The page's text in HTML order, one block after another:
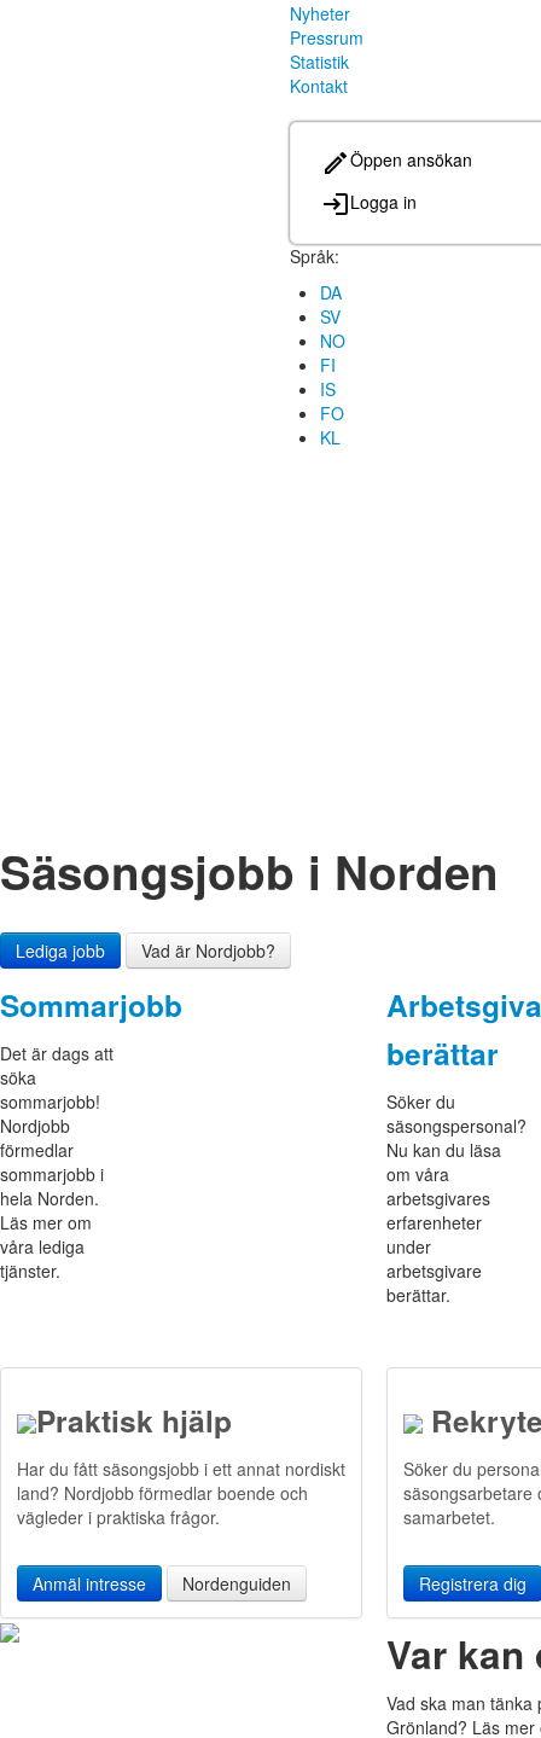
Nyheter
Pressrum
Statistik
Kontakt
Öppen ansökan
Logga in
Språk:
DA
SV
NO
FI
IS
FO
KL
Säsongs­jobb i Norden
Lediga jobb Vad är Nordjobb?
Sommarjobb
Det är dags att
söka
sommarjobb!
Nordjobb
förmedlar
sommarjobb i
hela Norden.
Läs mer om
våra lediga
tjänster.
berättar
Söker du
säsongspersonal?
Nu kan du läsa
om våra
arbetsgivares
erfarenheter
under
arbetsgivare
berättar.
Praktisk hjälp
Har du fått säsongsjobb i ett annat nordiskt
land? Nordjobb förmedlar boende och
vägleder i praktiska frågor.
Anmäl intresse Nordenguiden
Söker du
säsongsarbetare
samarbetet.
Registrera dig
Var
Vad ska man
Grönland? Läs